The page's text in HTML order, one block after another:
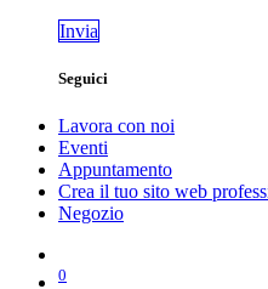
Invia
Seguici
Lavora con noi
Eventi
Appuntamento
Crea il tuo sito web
Negozio
0